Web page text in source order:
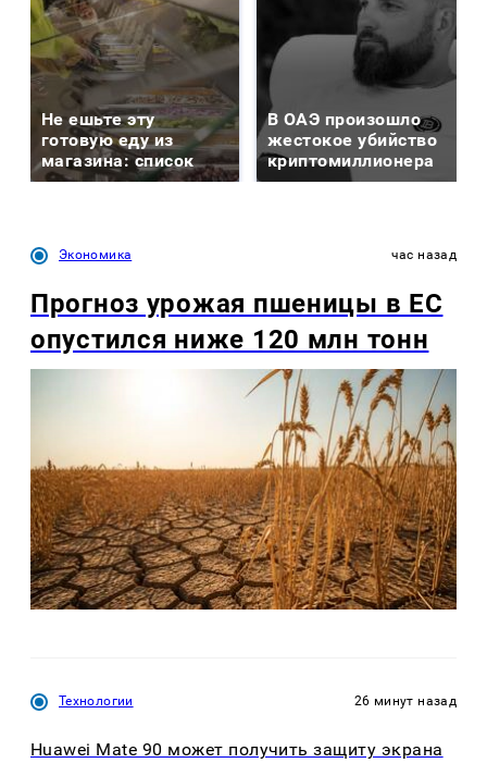
Не ешьте эту
готовую еду из
магазина: список
В ОАЭ произошло
жестокое убийство
криптомиллионера
Экономика час назад
Прогноз урожая пшеницы в ЕС
опустился ниже 120 млн тонн
Технологии 26 минут назад
Huawei Mate 90 может получить защиту экрана